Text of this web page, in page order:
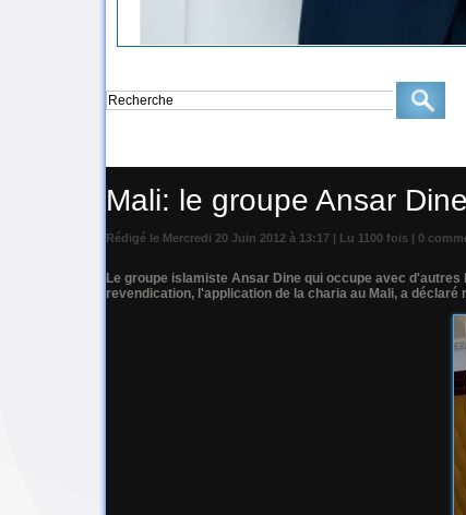
Mali: le groupe Ansar
Rédigé le Mercredi 20 Juin 2012 à 13:17 | Lu 1100 fois | 0
Le groupe islamiste Ansar Dine qui occupe avec
revendication, l'application de la charia au Mali, a